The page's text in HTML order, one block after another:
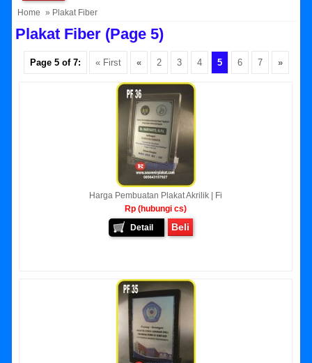
Home » Plakat Fiber
Plakat Fiber (page 5)
Page 5 of 7: « First « 2 3 4 5 6 7 »
Harga Pembuatan Plakat Akrilik | Fi
Rp (hubungi cs)
Detail
Beli